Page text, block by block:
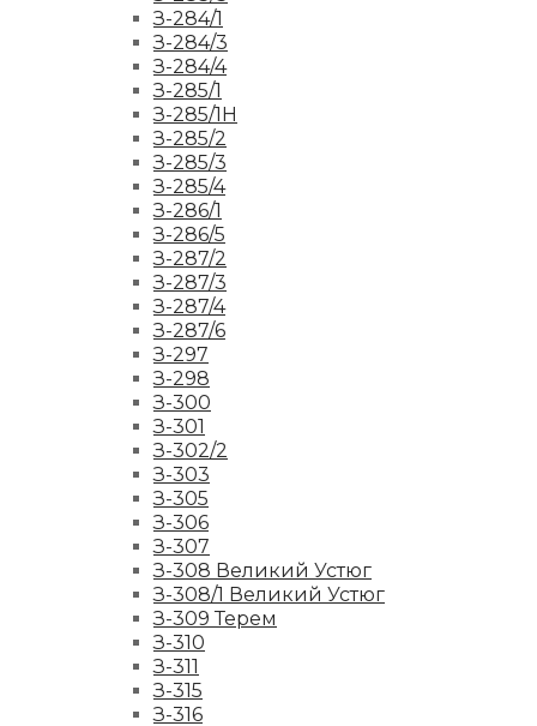
З-284/1
З-284/3
З-284/4
З-285/1
З-285/1Н
З-285/2
З-285/3
З-285/4
З-286/1
З-286/5
З-287/2
З-287/3
З-287/4
З-287/6
З-297
З-298
З-300
З-301
З-302/2
З-303
З-305
З-306
З-307
З-308 Великий Устюг
З-308/1 Великий Устюг
З-309 Терем
З-310
З-311
З-315
З-316